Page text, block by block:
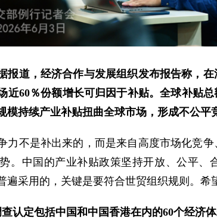
报道，经济合作与发展组织发布报告称，
近60％份额增长可归因于补贴。全球补贴
模持续产业补贴扭曲全球市场，形成不公
力不是补出来的，而是来自高度市场化竞
。中国的产业补贴政策坚持开放、公平、
遍采用的，关键是要符合世贸组织规则。希
认定包括中国和中国香港在内的60个经济